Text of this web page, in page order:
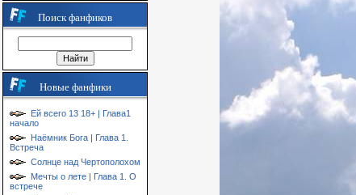
Поиск фанфиков
Новые фанфики
Ей всего 13 18+ | Глава1
начало
Наёмник Бога | Глава 1.
Встреча
Солнце над Чертополохом
Мечты о лете | Глава 1. О
встрече